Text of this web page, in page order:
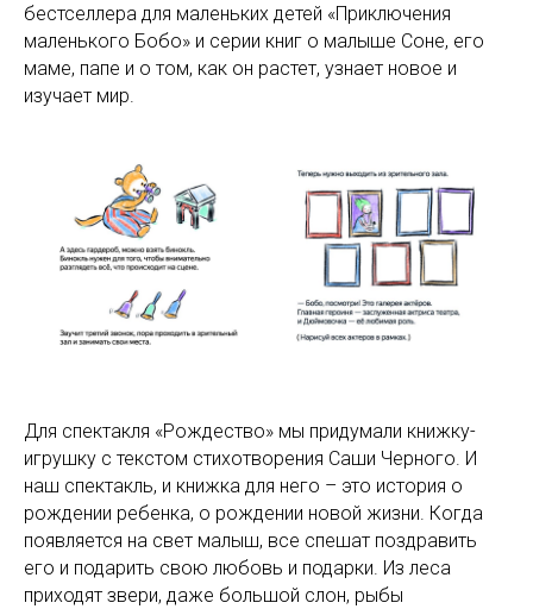
бестселлера для маленьких детей «Приключения
маленького Бобо» и серии книг о малыше Соне, его
маме, папе и о том, как он растет, узнает новое и
изучает мир.
Для спектакля «Рождество» мы придумали книжку-
игрушку с текстом стихотворения Саши Черного. И
наш спектакль, и книжка для него – это история о
рождении ребенка, о рождении новой жизни. Когда
появляется на свет малыш, все спешат поздравить
его и подарить свою любовь и подарки. Из леса
приходят звери, даже большой слон, рыбы